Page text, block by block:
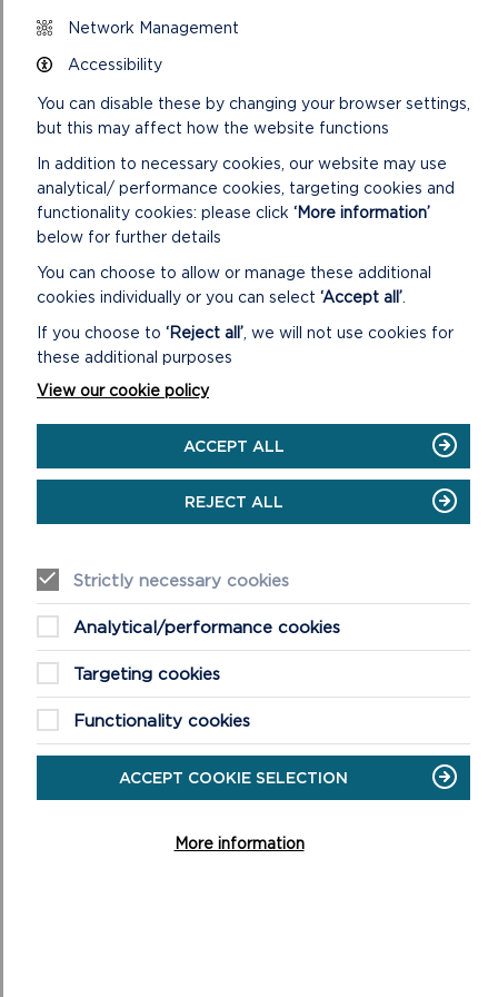
Gemau awyr agored
Sir Benfro.
Dyddlyfr dysgu yn yr awyr agored
Lluniwch bapur neu ddyddlyfr ar-lein o beth rydych wedi’i
ddysgu’r wythnos hon.
DOLENNI PERTHNASOL
GWEFAN YSGOLION AWYR AGORED SIR
BENFRO
EWCH I WEFAN YSGOLION AWYR AGORED SIR
BENFROON
YSGOLION
Network Management
Accessibility
You can disable these by changing your browser settings,
but this may affect how the website functions
In addition to necessary cookies, our website may use
analytical/ performance cookies, targeting cookies and
functionality cookies: please click ‘More information’
below for further details
You can choose to allow or manage these additional
cookies individually or you can select ‘Accept all’
If you choose to ‘Reject all’ , we will not use cookies for
these additional purposes
View our cookie policy
ACCEPT ALL
REJECT ALL
Strictly necessary cookies
Analytical/performance cookies
Targeting cookies
Functionality cookies
ACCEPT COOKIE SELECTION
More information